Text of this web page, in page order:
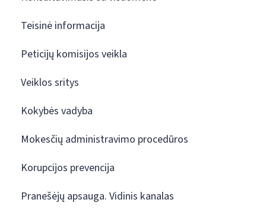
Teisinė informacija
Peticijų komisijos veikla
Veiklos sritys
Kokybės vadyba
Mokesčių administravimo procedūros
Korupcijos prevencija
Pranešėjų apsauga. Vidinis kanalas